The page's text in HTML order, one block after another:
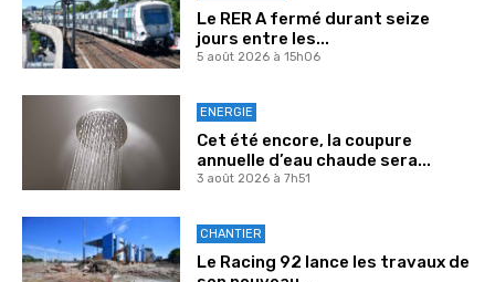
Le RER A fermé durant seize
jours entre les...
5 août 2026 à 15h06
ENERGIE
Cet été encore, la coupure
annuelle d’eau chaude sera...
3 août 2026 à 7h51
CHANTIER
Le Racing 92 lance les travaux de